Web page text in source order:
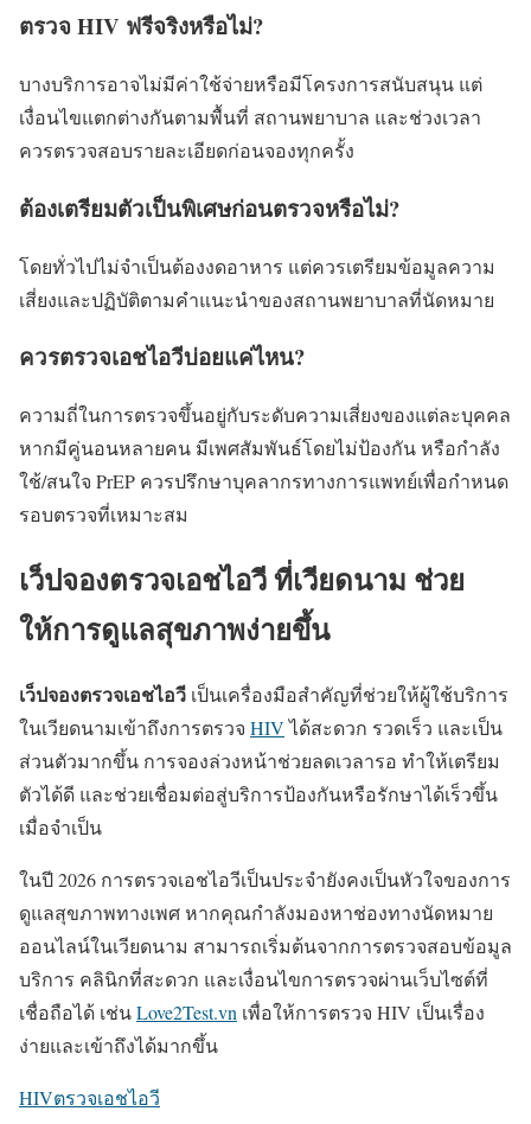
ตรวจ HIV ฟรีจริงหรือไม่?
บางบริการอาจไม่มีค่าใช้จ่ายหรือมีโครงการสนับสนุน แต่
เงื่อนไขแตกต่างกันตามพื้นที่ สถานพยาบาล และช่วงเวลา
ควรตรวจสอบรายละเอียดก่อนจองทุกครั้ง
ต้องเตรียมตัวเป็นพิเศษก่อนตรวจหรือไม่?
โดยทั่วไปไม่จำเป็นต้องงดอาหาร แต่ควรเตรียมข้อมูลความ
เสี่ยงและปฏิบัติตามคำแนะนำของสถานพยาบาลที่นัดหมาย
ควรตรวจเอชไอวีบ่อยแค่ไหน?
ความถี่ในการตรวจขึ้นอยู่กับระดับความเสี่ยงของแต่ละบุคคล
หากมีคู่นอนหลายคน มีเพศสัมพันธ์โดยไม่ป้องกัน หรือกำลัง
ใช้/สนใจ PrEP ควรปรึกษาบุคลากรทางการแพทย์เพื่อกำหนด
รอบตรวจที่เหมาะสม
เว็ปจองตรวจเอชไอวี ที่เวียดนาม ช่วย
ให้การดูแลสุขภาพง่ายขึ้น
เว็ปจองตรวจเอชไอวี เป็นเครื่องมือสำคัญที่ช่วยให้ผู้ใช้บริการ
ในเวียดนามเข้าถึงการตรวจ HIVได้สะดวก รวดเร็ว และเป็น
ส่วนตัวมากขึ้น การจองล่วงหน้าช่วยลดเวลารอ ทำให้เตรียม
ตัวได้ดี และช่วยเชื่อมต่อสู่บริการป้องกันหรือรักษาได้เร็วขึ้น
เมื่อจำเป็น
ในปี 2026 การตรวจเอชไอวีเป็นประจำยังคงเป็นหัวใจของการ
ดูแลสุขภาพทางเพศ หากคุณกำลังมองหาช่องทางนัดหมาย
ออนไลน์ในเวียดนาม สามารถเริ่มต้นจากการตรวจสอบข้อมูล
บริการ คลินิกที่สะดวก และเงื่อนไขการตรวจผ่านเว็บไซต์ที่
เชื่อถือได้ เช่นLove2Test.vn เพื่อให้การตรวจ HIV เป็นเรื่อง
ง่ายและเข้าถึงได้มากขึ้น
HIVตรวจเอชไอวี